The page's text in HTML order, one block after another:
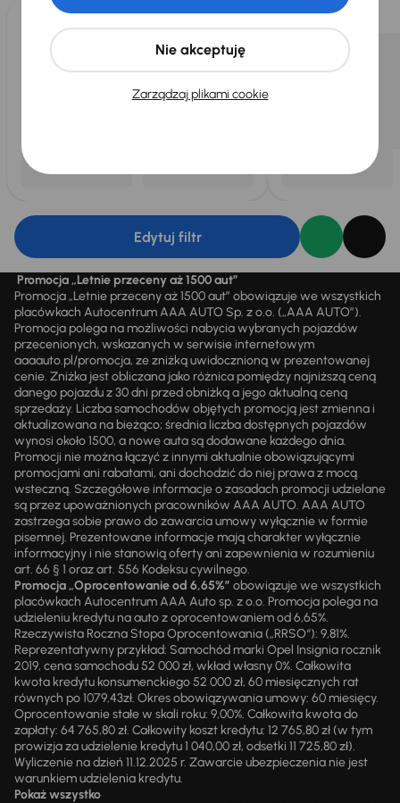
Edytuj filtr
Promocja „Letnie przeceny aż 1500 aut”
Promocja „Letnie przeceny aż 1500 aut” obowiązuje we wszystkich
placówkach Autocentrum AAA AUTO Sp. z o.o. („AAA AUTO”).
Promocja polega na możliwości nabycia wybranych pojazdów
przecenionych, wskazanych w serwisie internetowym
aaaauto.pl/promocja, ze zniżką uwidocznioną w prezentowanej
cenie. Zniżka jest obliczana jako różnica pomiędzy najniższą ceną
danego pojazdu z 30 dni przed obniżką a jego aktualną ceną
sprzedaży. Liczba samochodów objętych promocją jest zmienna i
aktualizowana na bieżąco; średnia liczba dostępnych pojazdów
wynosi około 1500, a nowe auta są dodawane każdego dnia.
Promocji nie można łączyć z innymi aktualnie obowiązującymi
promocjami ani rabatami, ani dochodzić do niej prawa z mocą
wsteczną. Szczegółowe informacje o zasadach promocji udzielane
są przez upoważnionych pracowników AAA AUTO. AAA AUTO
zastrzega sobie prawo do zawarcia umowy wyłącznie w formie
pisemnej. Prezentowane informacje mają charakter wyłącznie
informacyjny i nie stanowią oferty ani zapewnienia w rozumieniu
art. 66 § 1 oraz art. 556 Kodeksu cywilnego.
Promocja „Oprocentowanie od 6,65%” obowiązuje we wszystkich
placówkach Autocentrum AAA Auto sp. z o.o. Promocja polega na
udzieleniu kredytu na auto z oprocentowaniem od 6,65%.
Rzeczywista Roczna Stopa Oprocentowania („RRSO“): 9,81%.
Reprezentatywny przykład: Samochód marki Opel Insignia rocznik
2019, cena samochodu 52 000 zł, wkład własny 0%. Całkowita
kwota kredytu konsumenckiego 52 000 zł, 60 miesięcznych rat
równych po 1079,43zł. Okres obowiązywania umowy: 60 miesięcy.
Oprocentowanie stałe w skali roku: 9,00%. Całkowita kwota do
zapłaty: 64 765,80 zł. Całkowity koszt kredytu: 12 765,80 zł (w tym
prowizja za udzielenie kredytu 1 040,00 zł, odsetki 11 725,80 zł).
Wyliczenie na dzień 11.12.2025 r. Zawarcie ubezpieczenia nie jest
warunkiem udzielenia kredytu.
Pokaż wszystko
Zarządzaj plikami cookie
Nie akceptuję